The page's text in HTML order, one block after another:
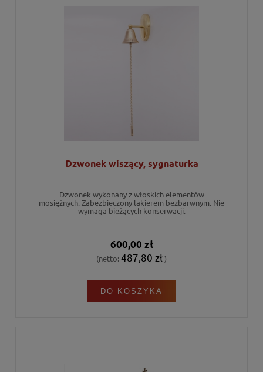
Dzwonek wiszący, sygnaturka
Dzwonek wykonany z włoskich elementów
mosiężnych. Zabezbieczony lakierem bezbarwnym. Nie
wymaga bieżących konserwacji.
600,00 zł
(netto: 487,80 zł)
DO KOSZYKA